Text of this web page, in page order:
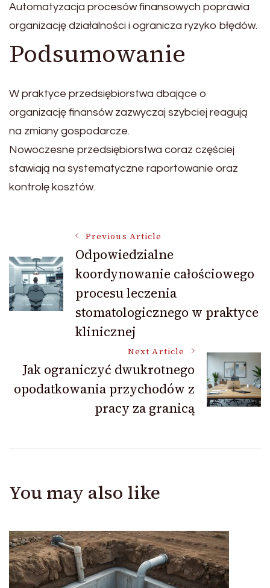
Automatyzacja procesów finansowych poprawia
organizację działalności i ogranicza ryzyko błędów.
Podsumowanie
W praktyce przedsiębiorstwa dbające o
organizację finansów zazwyczaj szybciej reagują
na zmiany gospodarcze.
Nowoczesne przedsiębiorstwa coraz częściej
stawiają na systematyczne raportowanie oraz
kontrolę kosztów.
Navigation
Previous Article
Odpowiedzialne
koordynowanie całościowego
procesu leczenia
stomatologicznego w praktyce
klinicznej
Next Article
Jak ograniczyć dwukrotnego
opodatkowania przychodów z
pracy za granicą
You may also like